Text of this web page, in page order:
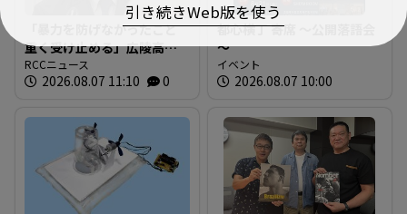
引き続きWeb版を使う
「暴力を防げなかったこと
重く受け止める」広陵高校
野球部・中井哲之元監督が
会見で謝罪 退任後初めて
RCCニュース
2026.08.07 11:10 0
都心横丁 寄席 ～公開落語会
～
イベント
2026.08.07 10:00